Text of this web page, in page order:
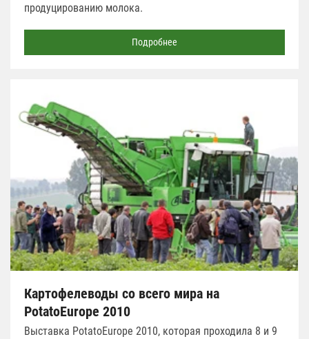
продуцированию молока.
Подробнее
Картофелеводы со всего мира на
PotatoEurope 2010
Выставка PotatoEurope 2010, которая проходила 8 и 9